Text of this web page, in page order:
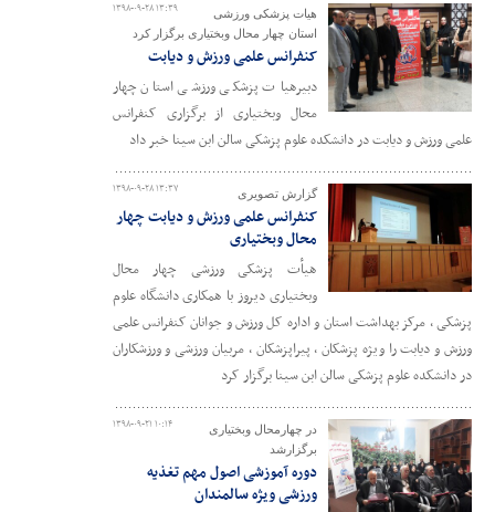
۱۳۹۸-۰۹-۲۸ ۱۳:۳۹
هیات پزشکی ورزشی
استان چهار محال وبختیاری برگزار کرد
کنفرانس علمی ورزش و دیابت
دبیرهیات پزشکی ورزشی استان چهار
محال وبختیاری از برگزاری کنفرانس
علمی ورزش و دیابت در دانشکده علوم پزشکی سالن ابن سینا خبر داد
۱۳۹۸-۰۹-۲۸ ۱۳:۳۷ گزارش تصویری
کنفرانس علمی ورزش و دیابت چهار
محال وبختیاری
هیأت پزشکی ورزشی چهار محال
وبختیاری دیروز با همکاری دانشگاه علوم
پزشکی ، مرکز بهداشت استان و اداره کل ورزش و جوانان کنفرانس علمی
ورزش و دیابت را ویژه پزشکان ، پیراپزشکان ، مربیان ورزشی و ورزشکاران
در دانشکده علوم پزشکی سالن ابن سینا برگزار کرد
۱۳۹۸-۰۹-۲۱ ۱۰:۱۴
در چهارمحال وبختیاری
برگزارشد
دوره آموزشی اصول مهم تغذیه
ورزشی ویژه سالمندان